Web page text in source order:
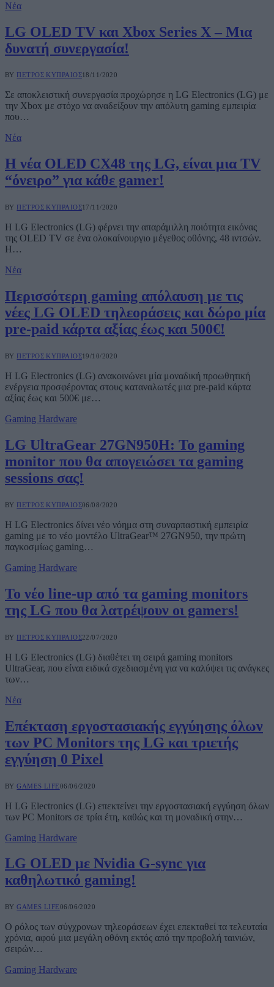
Νέα
LG OLED TV και Xbox Series X – Μια
δυνατή συνεργασία!
BY ΠΈΤΡΟΣ ΚΥΠΡΑΊΟΣ18/11/2020
Σε αποκλειστική συνεργασία προχώρησε η LG Electronics (LG) με
την Xbox με στόχο να αναδείξουν την απόλυτη gaming εμπειρία
που…
Νέα
Η νέα OLED CX48 της LG, είναι μια TV
“όνειρο” για κάθε gamer!
BY ΠΈΤΡΟΣ ΚΥΠΡΑΊΟΣ17/11/2020
Η LG Electronics (LG) φέρνει την απαράμιλλη ποιότητα εικόνας
της OLED TV σε ένα ολοκαίνουργιο μέγεθος οθόνης, 48 ιντσών.
Η…
Νέα
Περισσότερη gaming απόλαυση με τις
νέες LG OLED τηλεοράσεις και δώρο μία
pre-paid κάρτα αξίας έως και 500€!
BY ΠΈΤΡΟΣ ΚΥΠΡΑΊΟΣ19/10/2020
Η LG Electronics (LG) ανακοινώνει μία μοναδική προωθητική
ενέργεια προσφέροντας στους καταναλωτές μια pre-paid κάρτα
αξίας έως και 500€ με…
Gaming Hardware
LG UltraGear 27GN950H: To gaming
monitor που θα απογειώσει τα gaming
sessions σας!
BY ΠΈΤΡΟΣ ΚΥΠΡΑΊΟΣ06/08/2020
H LG Electronics δίνει νέο νόημα στη συναρπαστική εμπειρία
gaming με το νέο μοντέλο UltraGear™ 27GN950, την πρώτη
παγκοσμίως gaming…
Gaming Hardware
Το νέο line-up από τα gaming monitors
της LG που θα λατρέψουν οι gamers!
BY ΠΈΤΡΟΣ ΚΥΠΡΑΊΟΣ22/07/2020
Η LG Electronics (LG) διαθέτει τη σειρά gaming monitors
UltraGear, που είναι ειδικά σχεδιασμένη για να καλύψει τις ανάγκες
των…
Νέα
Επέκταση εργοστασιακής εγγύησης όλων
των PC Monitors της LG και τριετής
εγγύηση 0 Pixel
BY GAMES LIFE06/06/2020
Η LG Electronics (LG) επεκτείνει την εργοστασιακή εγγύηση όλων
των PC Monitors σε τρία έτη, καθώς και τη μοναδική στην…
Gaming Hardware
LG OLED με Nvidia G-sync για
καθηλωτικό gaming!
BY GAMES LIFE06/06/2020
O ρόλος των σύγχρονων τηλεοράσεων έχει επεκταθεί τα τελευταία
χρόνια, αφού μια μεγάλη οθόνη εκτός από την προβολή ταινιών,
σειρών…
Gaming Hardware